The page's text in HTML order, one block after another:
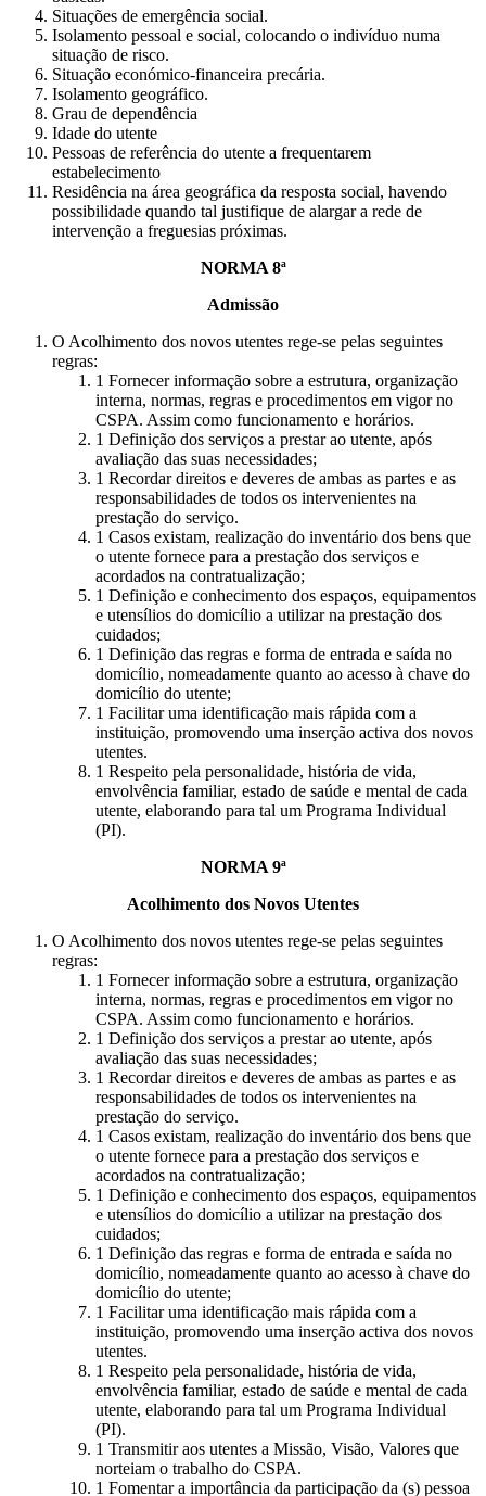
Situações de emergência social.
Isolamento pessoal e social, colocando o indivíduo numa
situação de risco.
Situação económico-financeira precária.
Isolamento geográfico.
Grau de dependência
Idade do utente
Pessoas de referência do utente a frequentarem
estabelecimento
Residência na área geográfica da resposta social, havendo
possibilidade quando tal justifique de alargar a rede de
intervenção a freguesias próximas.
NORMA 8ª
Admissão
O Acolhimento dos novos utentes rege-se pelas seguintes
regras:
Fornecer informação sobre a estrutura, organização
interna, normas, regras e procedimentos em vigor no
CSPA. Assim como funcionamento e horários.
Definição dos serviços a prestar ao utente, após
avaliação das suas necessidades;
Recordar direitos e deveres de ambas as partes e as
responsabilidades de todos os intervenientes na
prestação do serviço.
Casos existam, realização do inventário dos bens que
o utente fornece para a prestação dos serviços e
acordados na contratualização;
Definição e conhecimento dos espaços, equipamentos
e utensílios do domicílio a utilizar na prestação dos
cuidados;
Definição das regras e forma de entrada e saída no
domicílio, nomeadamente quanto ao acesso à chave do
domicílio do utente;
Facilitar uma identificação mais rápida com a
instituição, promovendo uma inserção activa dos novos
utentes.
Respeito pela personalidade, história de vida,
envolvência familiar, estado de saúde e mental de cada
utente, elaborando para tal um Programa Individual
(PI).
NORMA 9ª
Acolhimento dos Novos Utentes
O Acolhimento dos novos utentes rege-se pelas seguintes
regras:
Fornecer informação sobre a estrutura, organização
interna, normas, regras e procedimentos em vigor no
CSPA. Assim como funcionamento e horários.
Definição dos serviços a prestar ao utente, após
avaliação das suas necessidades;
Recordar direitos e deveres de ambas as partes e as
responsabilidades de todos os intervenientes na
prestação do serviço.
Casos existam, realização do inventário dos bens que
o utente fornece para a prestação dos serviços e
acordados na contratualização;
Definição e conhecimento dos espaços, equipamentos
e utensílios do domicílio a utilizar na prestação dos
cuidados;
Definição das regras e forma de entrada e saída no
domicílio, nomeadamente quanto ao acesso à chave do
domicílio do utente;
Facilitar uma identificação mais rápida com a
instituição, promovendo uma inserção activa dos novos
utentes.
Respeito pela personalidade, história de vida,
envolvência familiar, estado de saúde e mental de cada
utente, elaborando para tal um Programa Individual
(PI).
Transmitir aos utentes a Missão, Visão, Valores que
norteiam o trabalho do CSPA.
Fomentar a importância da participação da (s) pessoa